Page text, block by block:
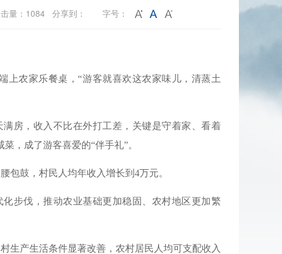
量：1084 分享到： 字号：
上农家乐餐桌，“游客就喜欢这农家味儿，清蒸土
房，收入不比在外打工差，关键是守着家、看着
，成了游客喜爱的“伴手礼”。
包鼓，村民人均年收入增长到4万元。
步伐，推动农业基础更加稳固、农村地区更加繁
生产生活条件显著改善，农村居民人均可支配收入